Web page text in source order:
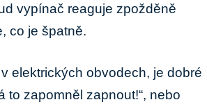
vypínač reaguje zpožděně
co je špatně.
elektrických obvodech, je dobré
to zapomněl zapnout!“, nebo